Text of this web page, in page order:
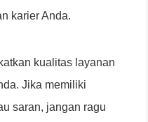
karier Anda.
kualitas layanan
Jika memiliki
saran, jangan ragu